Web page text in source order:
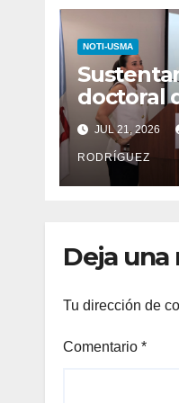
NOTI-USMA
doctoral
sobre
JUL 21, 2026
RODRÍGUEZ
Deja una
Tu dirección de
Comentario *